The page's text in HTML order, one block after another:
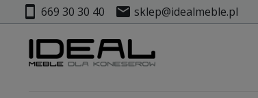
smartphone 669 30 30 40 mail sklep@idealmeble.pl